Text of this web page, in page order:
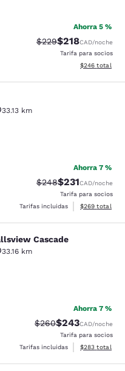
Ahorra 5 %
Precio tachado:
$229Precio con
$218CAD/noche
Tarifa para socios
Ver detalles
$246 total
33.13 km
Bueno. 1009 reseñas
Ahorra 7 %
Precio tachado:
$248Precio con
$231CAD/noche
Tarifa para socios
Tarifas incluidas
Ver detalles
$269 total
Cascade
Cascade
33.16 km
Bueno. 3169 reseñas
Ahorra 7 %
Precio tachado:
$260Precio con
$243CAD/noche
Tarifa para socios
Tarifas incluidas
Ver detalles
$283 total